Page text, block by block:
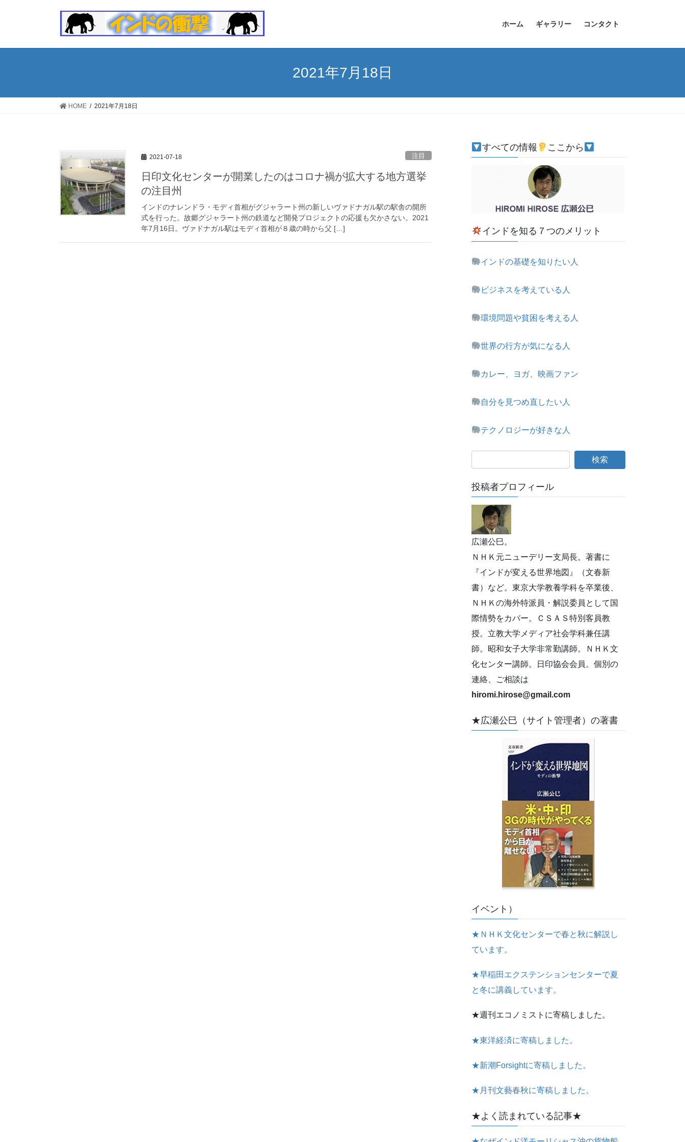
ホーム ギャラリー コンタクト
2021年7月18日
HOME 2021年7月18日
2021-07-18 注目
日印文化センターが開業したのはコロナ禍が拡大する地方選挙
の注目州
インドのナレンドラ・モディ首相がグジャラート州の新しいヴァドナガル駅の駅舎の開所
式を行った。故郷グジャラート州の鉄道など開発プロジェクトの応援も欠かさない。2021
年7月16日。ヴァドナガル駅はモディ首相が８歳の時から父 […]
すべての情報 ここから
インドを知る７つのメリット
インドの基礎を知りたい人
ビジネスを考えている人
環境問題や貧困を考える人
世界の行方が気になる人
カレー、ヨガ、映画ファン
自分を見つめ直したい人
テクノロジーが好きな人
投稿者プロフィール
広瀬公巳。
ＮＨＫ元ニューデリー支局長。著書に
『インドが変える世界地図』（文春新
書）など。東京大学教養学科を卒業後、
ＮＨＫの海外特派員・解説委員として国
際情勢をカバー。ＣＳＡＳ特別客員教
授。立教大学メディア社会学科兼任講
師。昭和女子大学非常勤講師。ＮＨＫ文
化センター講師。日印協会会員。個別の
連絡、ご相談は
hiromi.hirose@gmail.com
★広瀬公巳（サイト管理者）の著書
イベント）
★ＮＨＫ文化センターで春と秋に解説し
ています。
★早稲田エクステンションセンターで夏
と冬に講義しています。
★週刊エコノミストに寄稿しました。
★東洋経済に寄稿しました。
★新潮Forsightに寄稿しました。
★月刊文藝春秋に寄稿しました。
★よく読まれている記事★